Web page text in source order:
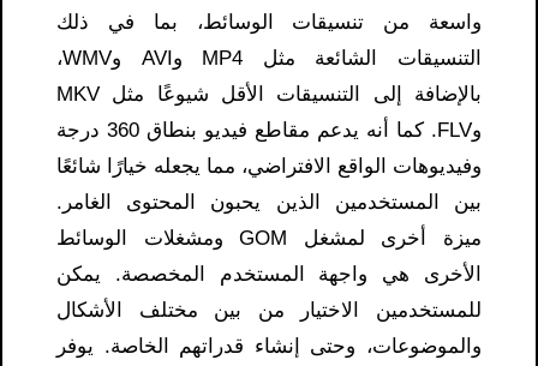
واسعة من تنسيقات الوسائط، بما في ذلك
التنسيقات الشائعة مثل MP4 وAVI وWMV،
بالإضافة إلى التنسيقات الأقل شيوعًا مثل MKV
وFLV. كما أنه يدعم مقاطع فيديو بنطاق 360 درجة
وفيديوهات الواقع الافتراضي، مما يجعله خيارًا شائعًا
بين المستخدمين الذين يحبون المحتوى الغامر.
ميزة أخرى لمشغل GOM ومشغلات الوسائط
الأخرى هي واجهة المستخدم المخصصة. يمكن
للمستخدمين الاختيار من بين مختلف الأشكال
والموضوعات، وحتى إنشاء قدراتهم الخاصة. يوفر